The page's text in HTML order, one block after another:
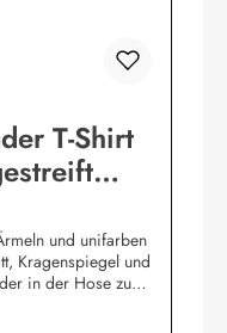
T-Shirt
und unifarben
Kragenspiegel und
in der Hose zu